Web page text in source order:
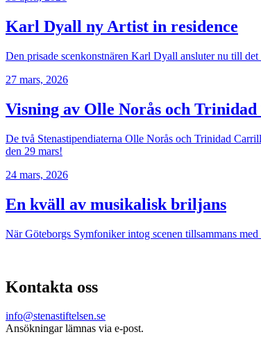
Karl Dyall ny Artist in residence
Den prisade scenkonstnären Karl Dyall ansluter nu till
27 mars, 2026
Visning av Olle Norås och
De två Stenastipendiaterna Olle Norås och Trinidad
den 29 mars!
24 mars, 2026
En kväll av musikalisk briljans
När Göteborgs Symfoniker intog scenen tillsammans
Kontakta oss
info@stenastiftelsen.se
Ansökningar lämnas via e-post.